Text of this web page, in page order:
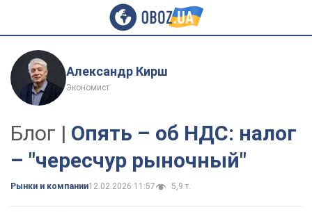
Александр Кирш
Экономист
Блог | Опять – об НДС: налог
– "чересчур рыночный"
Рынки и компании12.02.2026 11:57 5,9 т.